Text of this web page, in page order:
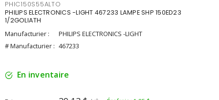
PHIC150S55ALTO
PHILIPS ELECTRONICS -LIGHT 467233 LAMPE SHP 150ED23
1/2GOLIATH
Manufacturier :
PHILIPS ELECTRONICS -LIGHT
# Manufacturier : 467233
En inventaire